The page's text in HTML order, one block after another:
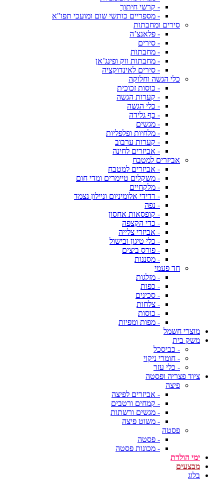
- קרשי חיתוך
- מספריים כותשי שום ומועכי תפו"א
סירים ומחבתות
- פלאנצ’ה
- סירים
- מחבתות
- מחבתות ווק ופינג’אן
- סירים לאינדוקציה
כלי הגשה וחלוקה
- כוסות זכוכית
- קערות הגשה
- כלי הגשה
- כף גלידה
- מגשים
- מלחיות ופלפליות
- קערות ערבוב
- אביזרים לחינה
אביזרים למטבח
- אביזרים למטבח
- משקלים טיימרים ומדי חום
- מלקחיים
- רדידי אלומיניום וניילון נצמד
- נפה
- קופסאות אחסון
- כדי הקצפה
- אביזרי צלייה
- כלי טיגון ובישול
- פורס ביצים
- מסננות
חד פעמי
- מזלגות
- כפות
- סכינים
- צלחות
- כוסות
- מפות ומפיות
מוצרי חשמל
משק בית
- כביסכל
- חומרי ניקוי
- כלי עזר
ציוד פצריה ופסטה
פיצה
- אביזרים לפיצה
- קמחים ורטבים
- מגשים ורשתות
- משוט פיצה
פסטה
- פסטה
- מכונות פסטה
ימי הולדת
מבצעים
בלוג